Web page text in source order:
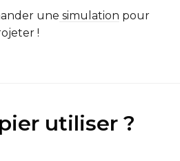
une simulation pour
!
utiliser ?